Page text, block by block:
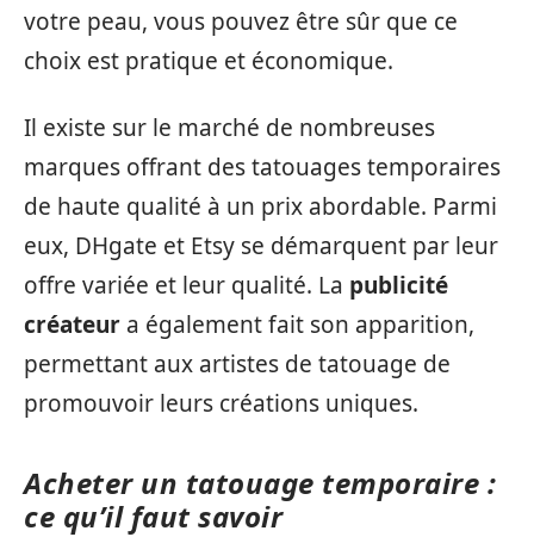
votre peau, vous pouvez être sûr que ce
choix est pratique et économique.
Il existe sur le marché de nombreuses
marques offrant des tatouages temporaires
de haute qualité à un prix abordable. Parmi
eux, DHgate et Etsy se démarquent par leur
offre variée et leur qualité. La publicité
créateur a également fait son apparition,
permettant aux artistes de tatouage de
promouvoir leurs créations uniques.
Acheter un tatouage temporaire :
ce qu’il faut savoir